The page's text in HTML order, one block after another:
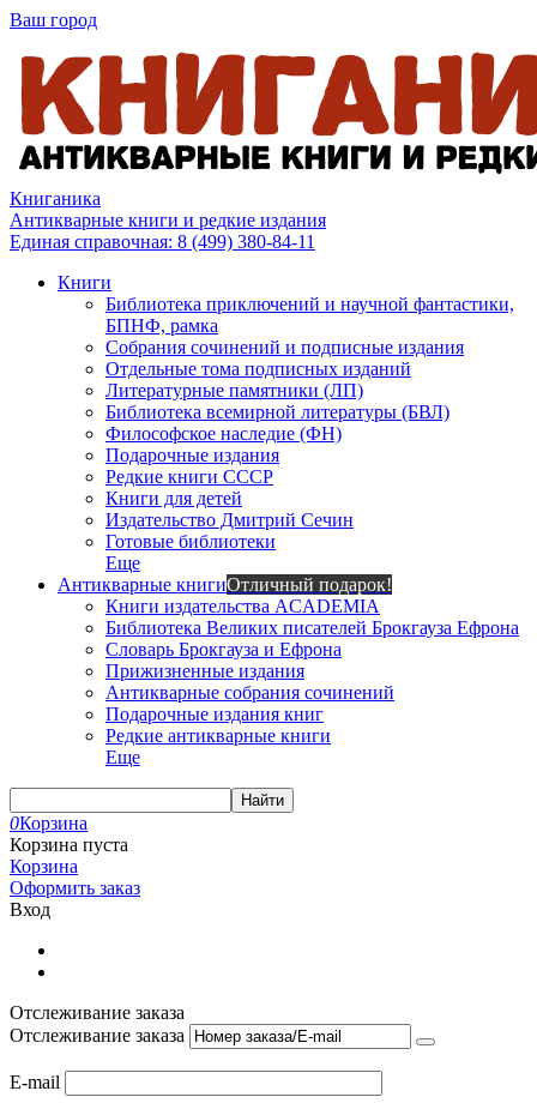
Ваш город
Книганика
Антикварные книги и редкие издания
Единая справочная: 8 (499) 380-84-11
Книги
Библиотека приключений и научной фантастики,
БПНФ, рамка
Собрания сочинений и подписные издания
Отдельные тома подписных изданий
Литературные памятники (ЛП)
Библиотека всемирной литературы (БВЛ)
Философское наследие (ФН)
Подарочные издания
Редкие книги СССР
Книги для детей
Издательство Дмитрий Сечин
Готовые библиотеки
Еще
Антикварные книгиОтличный подарок!
Книги издательства ACADEMIA
Библиотека Великих писателей Брокгауза Ефрона
Словарь Брокгауза и Ефрона
Прижизненные издания
Антикварные собрания сочинений
Подарочные издания книг
Редкие антикварные книги
Еще
Найти
0Корзина
Корзина пуста
Корзина
Оформить заказ
Вход
Отслеживание заказа
Отслеживание заказа
E-mail